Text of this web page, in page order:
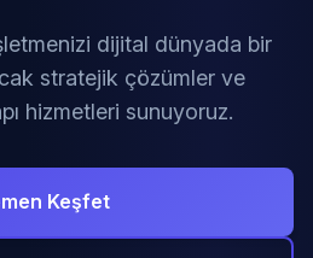
dijital dünyada bir
stratejik çözümler ve
hizmetleri sunuyoruz.
Keşfet